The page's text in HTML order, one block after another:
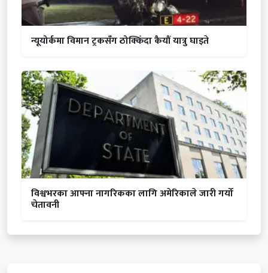
न्यूयोर्कमा विमान ट्रकसँग ठोक्किँदा कैयौं यात्रु घाइते
विश्वभरका आफ्ना नागरिकका लागि अमेरिकाले जारी गर्यो
चेतावनी